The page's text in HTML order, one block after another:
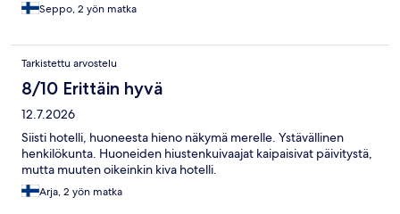
Seppo, 2 yön matka
Tarkistettu arvostelu
8/10 Erittäin hyvä
12.7.2026
Siisti hotelli, huoneesta hieno näkymä merelle. Ystävällinen
henkilökunta. Huoneiden hiustenkuivaajat kaipaisivat päivitystä,
mutta muuten oikeinkin kiva hotelli.
Arja, 2 yön matka